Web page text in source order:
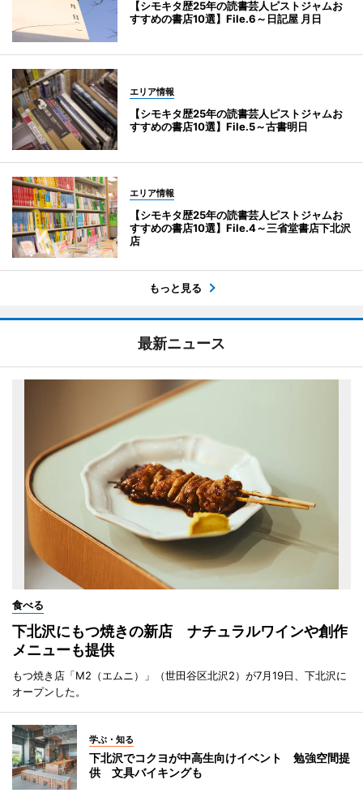
【シモキタ歴25年の読書芸人ピストジャムお
すすめの書店10選】File.6～日記屋 月日
エリア情報
【シモキタ歴25年の読書芸人ピストジャムお
すすめの書店10選】File.5～古書明日
エリア情報
【シモキタ歴25年の読書芸人ピストジャムお
すすめの書店10選】File.4～三省堂書店下北沢
店
もっと見る
最新ニュース
食べる
下北沢にもつ焼きの新店 ナチュラルワインや創作
メニューも提供
もつ焼き店「M2（エムニ）」（世田谷区北沢2）が7月19日、下北沢に
オープンした。
学ぶ・知る
下北沢でコクヨが中高生向けイベント 勉強空間提
供 文具バイキングも